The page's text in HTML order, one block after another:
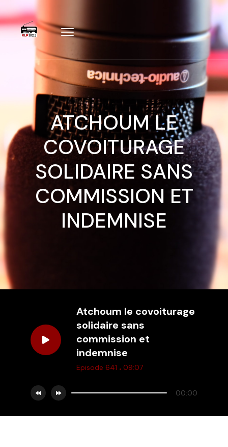
ATCHOUM LE
COVOITURAGE
SOLIDAIRE SANS
COMMISSION ET
INDEMNISE
Atchoum le covoiturage
solidaire sans
commission et
indemnise
Episode 641 . 09:07
00:00